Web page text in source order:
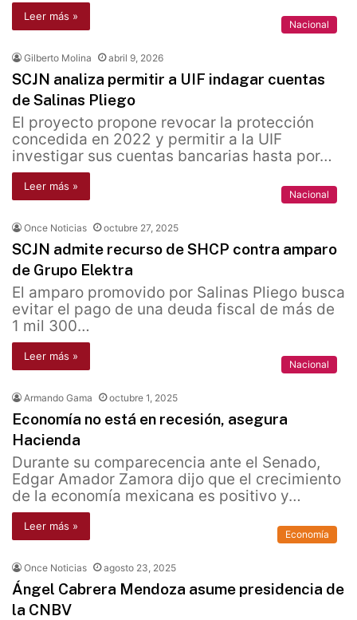
Leer más »
Nacional
Gilberto Molina abril 9, 2026
SCJN analiza permitir a UIF indagar cuentas
de Salinas Pliego
El proyecto propone revocar la protección
concedida en 2022 y permitir a la UIF
investigar sus cuentas bancarias hasta por…
Leer más »
Nacional
Once Noticias octubre 27, 2025
SCJN admite recurso de SHCP contra amparo
de Grupo Elektra
El amparo promovido por Salinas Pliego busca
evitar el pago de una deuda fiscal de más de
1 mil 300…
Leer más »
Nacional
Armando Gama octubre 1, 2025
Economía no está en recesión, asegura
Hacienda
Durante su comparecencia ante el Senado,
Edgar Amador Zamora dijo que el crecimiento
de la economía mexicana es positivo y…
Leer más »
Economía
Once Noticias agosto 23, 2025
Ángel Cabrera Mendoza asume presidencia de
la CNBV